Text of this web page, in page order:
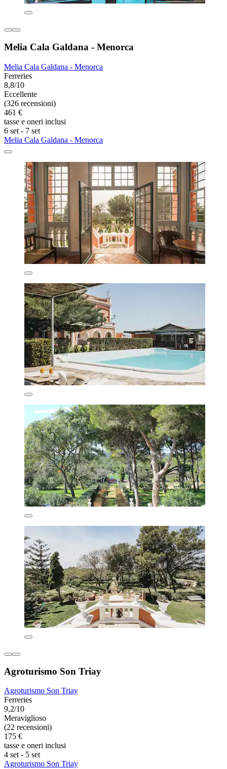
Melia Cala Galdana - Menorca
Melia Cala Galdana - Menorca
Ferreries
8,8/10
Eccellente
(326 recensioni)
461 €
tasse e oneri inclusi
6 set - 7 set
Melia Cala Galdana - Menorca
Agroturismo Son Triay
Agroturismo Son Triay
Ferreries
9,2/10
Meraviglioso
(22 recensioni)
175 €
tasse e oneri inclusi
4 set - 5 set
Agroturismo Son Triay